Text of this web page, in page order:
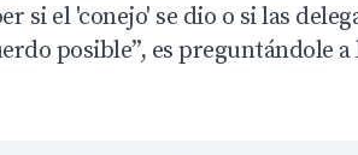
si el 'conejo' se dio o si las
posible”, es preguntándole